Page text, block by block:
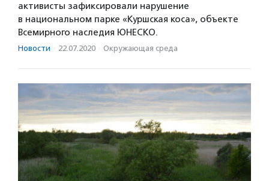
активисты зафиксировали нарушение
в национальном парке «Куршская коса», объекте
Всемирного наследия ЮНЕСКО.
Новости · 22.07.2020 · Окружающая среда